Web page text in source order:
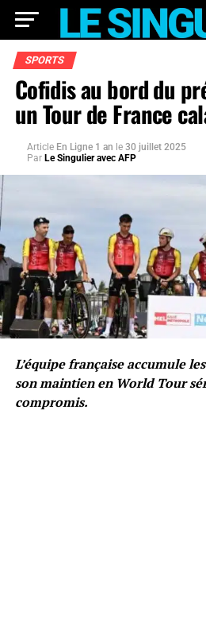
SPORTS
Cofidis au bord du
un Tour de France
Article En Ligne 1 an le 30 juillet 2025
Par Le Singulier avec AFP
L’équipe française accumule
son maintien en World Tour
compromis.